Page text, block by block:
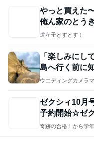
やっと買えた
俺ん家のとう
道産子どすどす！
「楽しみにし
島へ行く前に
ウエディングカメラ
ゼクシィ10月
予約開始☆ゼ
奇跡の合格！から学